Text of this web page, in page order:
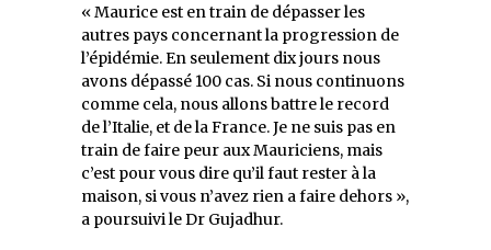
« Maurice est en train de dépasser les
autres pays concernant la progression de
l’épidémie. En seulement dix jours nous
avons dépassé 100 cas. Si nous continuons
comme cela, nous allons battre le record
de l’Italie, et de la France. Je ne suis pas en
train de faire peur aux Mauriciens, mais
c’est pour vous dire qu’il faut rester à la
maison, si vous n’avez rien a faire dehors »,
a poursuivi le Dr Gujadhur.